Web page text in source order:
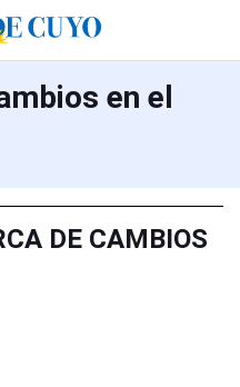
en el
DE CAMBIOS